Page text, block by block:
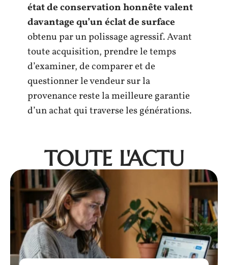
état de conservation honnête valent
davantage qu’un éclat de surface
obtenu par un polissage agressif. Avant
toute acquisition, prendre le temps
d’examiner, de comparer et de
questionner le vendeur sur la
provenance reste la meilleure garantie
d’un achat qui traverse les générations.
TOUTE L'ACTU